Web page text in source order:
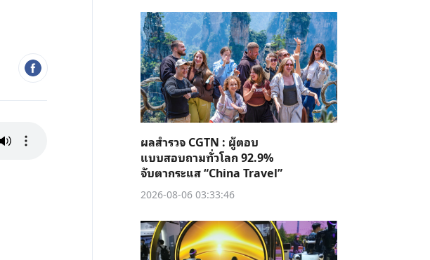
ผลสำรวจ CGTN : ผู้ตอบ
แบบสอบถามทั่วโลก 92.9%
จับตากระแส “China Travel”
2026-08-06 03:33:46